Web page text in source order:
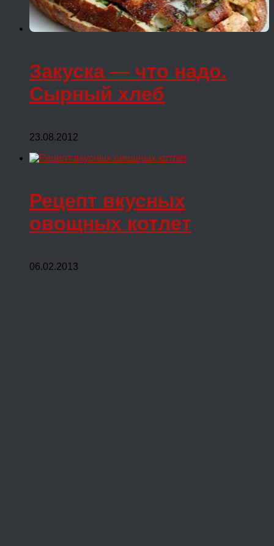
Закуска — что надо.
Сырный хлеб
23.08.2012
Рецепт вкусных
овощных котлет
06.02.2013